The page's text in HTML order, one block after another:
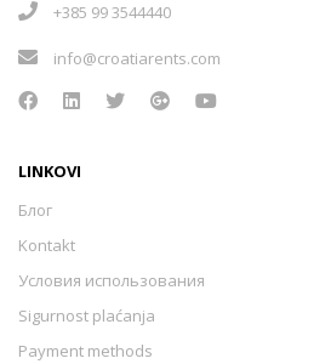
+385 99 3544440
info@croatiarents.com
LINKOVI
Блог
Kontakt
Условия использования
Sigurnost plaćanja
Payment methods